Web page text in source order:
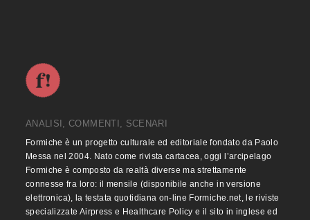
ANALISI, COMMENTI, SCENARI
Formiche è un progetto culturale ed editoriale fondato da Paolo
Messa nel 2004. Nato come rivista cartacea, oggi l’arcipelago
Formiche è composto da realtà diverse ma strettamente
connesse fra loro: il mensile (disponibile anche in versione
elettronica), la testata quotidiana on-line Formiche.net, le riviste
specializzate Airpress e Healthcare Policy e il sito in inglese ed